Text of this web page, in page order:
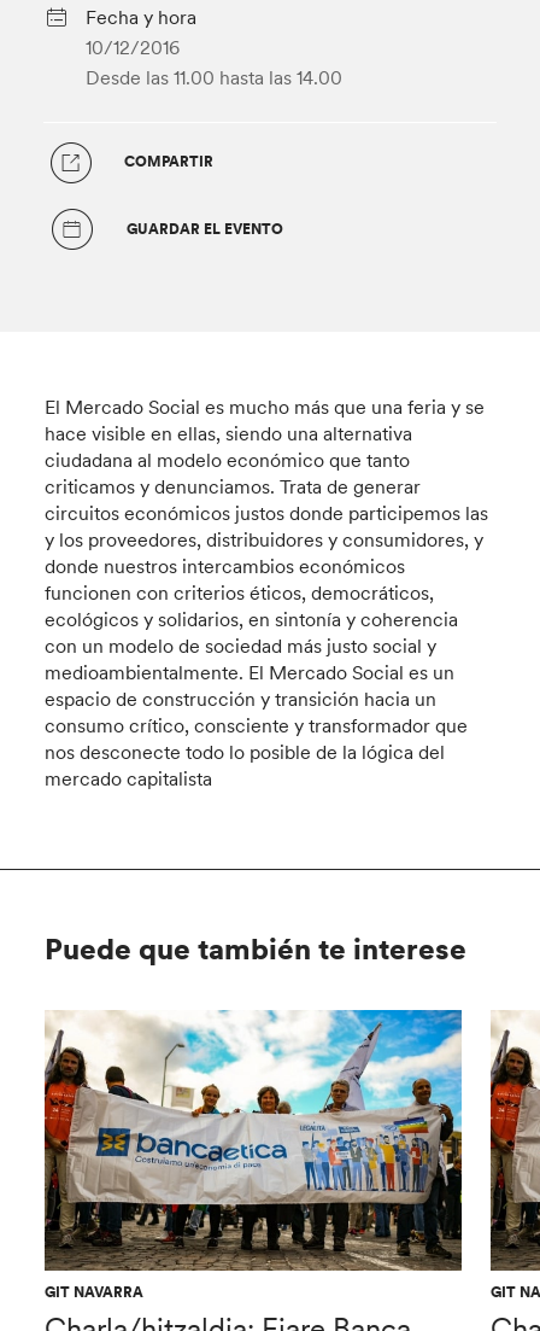
Fecha y hora
10/12/2016
Desde las 11.00 hasta las 14.00
COMPARTIR
GUARDAR EL EVENTO
El Mercado Social es mucho más que una feria y se
hace visible en ellas, siendo una alternativa
ciudadana al modelo económico que tanto
criticamos y denunciamos. Trata de generar
circuitos económicos justos donde participemos las
y los proveedores, distribuidores y consumidores, y
donde nuestros intercambios económicos
funcionen con criterios éticos, democráticos,
ecológicos y solidarios, en sintonía y coherencia
con un modelo de sociedad más justo social y
medioambientalmente. El Mercado Social es un
espacio de construcción y transición hacia un
consumo crítico, consciente y transformador que
nos desconecte todo lo posible de la lógica del
mercado capitalista
Puede que también te interese
GIT NAVARRA GIT